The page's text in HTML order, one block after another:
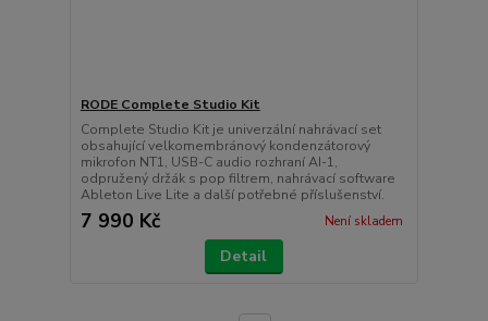
RODE Complete Studio Kit
Complete Studio Kit je univerzální nahrávací set
obsahující velkomembránový kondenzátorový
mikrofon NT1, USB-C audio rozhraní AI-1,
odpružený držák s pop filtrem, nahrávací software
Ableton Live Lite a další potřebné příslušenství.
7 990 Kč Není skladem
Detail